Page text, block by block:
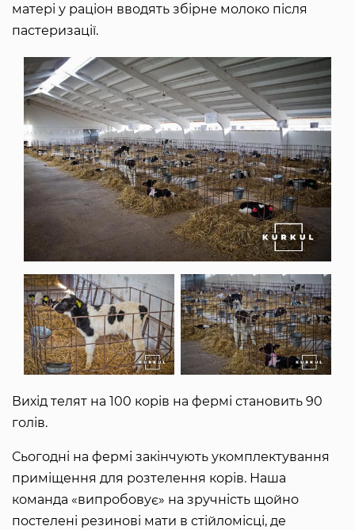
матері у раціон вводять збірне молоко після
пастеризації.
Вихід телят на 100 корів на фермі становить 90
голів.
Сьогодні на фермі закінчують укомплектування
приміщення для розтелення корів. Наша
команда «випробовує» на зручність щойно
постелені резинові мати в стійломісці, де